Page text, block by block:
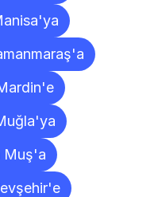
Muş'a